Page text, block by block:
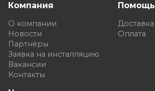
Компания
О компании
Новости
Партнёры
Заявка на инсталляцию
Вакансии
Контакты
Помощь
Доставка
Оплата